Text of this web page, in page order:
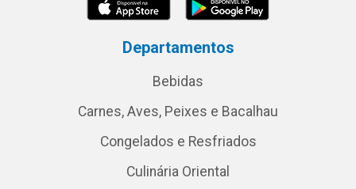
Departamentos
Bebidas
Carnes, Aves, Peixes e Bacalhau
Congelados e Resfriados
Culinária Oriental